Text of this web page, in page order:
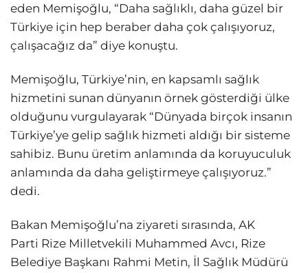
eden Memişoğlu, “Daha sağlıklı, daha güzel bir
Türkiye için hep beraber daha çok çalışıyoruz,
çalışacağız da” diye konuştu.
Memişoğlu, Türkiye’nin, en kapsamlı sağlık
hizmetini sunan dünyanın örnek gösterdiği ülke
olduğunu vurgulayarak “Dünyada birçok insanın
Türkiye’ye gelip sağlık hizmeti aldığı bir sisteme
sahibiz. Bunu üretim anlamında da koruyuculuk
anlamında da daha geliştirmeye çalışıyoruz.”
dedi.
Bakan Memişoğlu’na ziyareti sırasında, AK
Parti Rize Milletvekili Muhammed Avcı, Rize
Belediye Başkanı Rahmi Metin, İl Sağlık Müdürü